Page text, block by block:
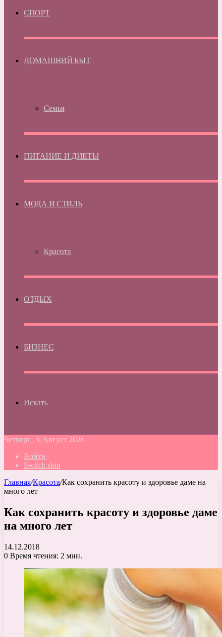
СПОРТ
ДОМАШНИЙ БЫТ
Семья
ПИТАНИЕ И ДИЕТЫ
МОДА И СТИЛЬ
Красота
ОТДЫХ
БИЗНЕС
Искать
Четверг , 6 Август 2026
Войти
Switch skin
Главная/Красота/Как сохранить красоту и здоровье даме на
много лет
Как сохранить красоту и здоровье даме
на много лет
14.12.2018
0 Время чтения: 2 мин.